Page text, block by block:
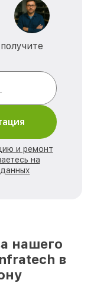
и ремонт
на
нашего
в